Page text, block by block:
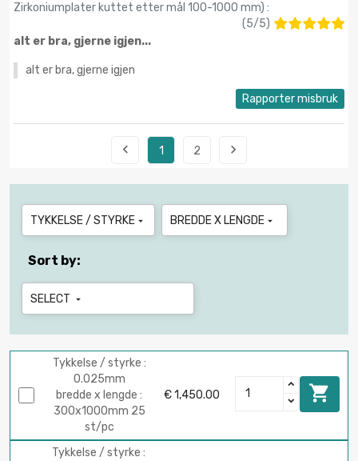
Zirkoniumplater kuttet etter mål 100-1000 mm) :
(5/5)
alt er bra, gjerne igjen...
alt er bra, gjerne igjen
Rapporter misbruk
 1 2 
TYKKELSE / STYRKE  BREDDE X LENGDE 
Sort by:
SELECT 
Tykkelse / styrke :
0.025mm
bredde x lengde :
300х1000mm 25
st/pc
€ 1,450.00 
Tykkelse / styrke :